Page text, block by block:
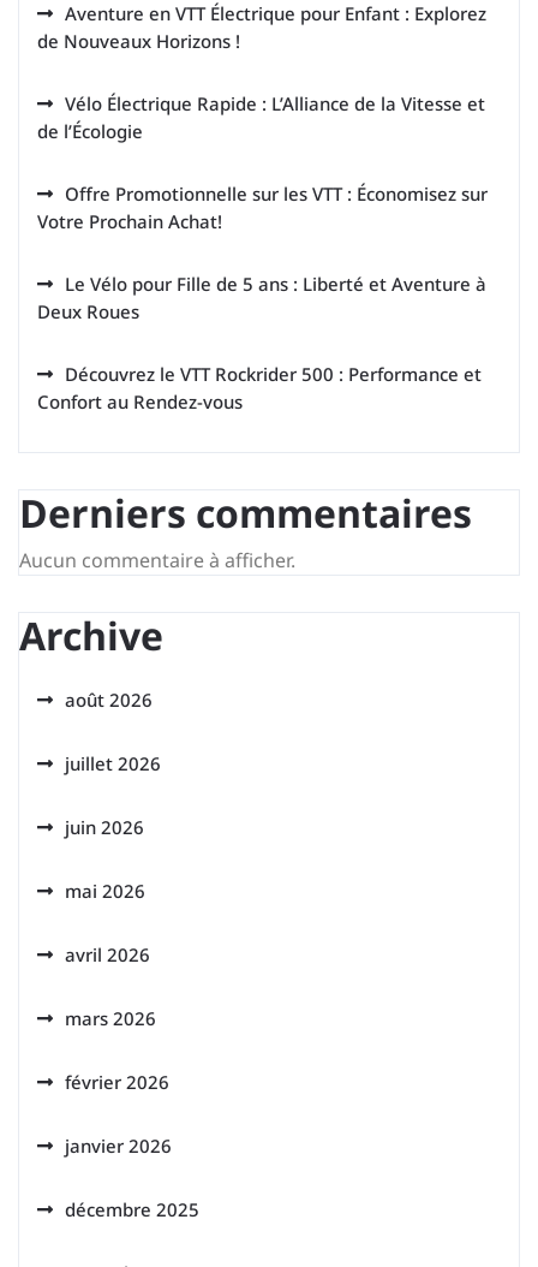
Aventure en VTT Électrique pour Enfant : Explorez
de Nouveaux Horizons !
Vélo Électrique Rapide : L’Alliance de la Vitesse et
de l’Écologie
Offre Promotionnelle sur les VTT : Économisez sur
Votre Prochain Achat!
Le Vélo pour Fille de 5 ans : Liberté et Aventure à
Deux Roues
Découvrez le VTT Rockrider 500 : Performance et
Confort au Rendez-vous
Derniers commentaires
Aucun commentaire à afficher.
Archive
août 2026
juillet 2026
juin 2026
mai 2026
avril 2026
mars 2026
février 2026
janvier 2026
décembre 2025